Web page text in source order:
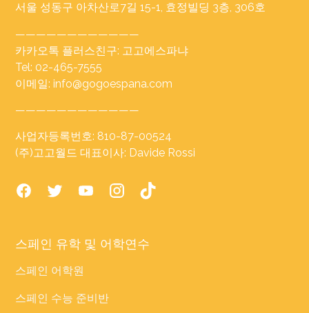
서울 성동구 아차산로7길 15-1, 효정빌딩 3층, 306호
————————————
카카오톡 플러스친구: 고고에스파냐
Tel: 02-465-7555
이메일: info@gogoespana.com
————————————
사업자등록번호: 810-87-00524
(주)고고월드 대표이사: Davide Rossi
스페인 유학 및 어학연수
스페인 어학원
스페인 수능 준비반